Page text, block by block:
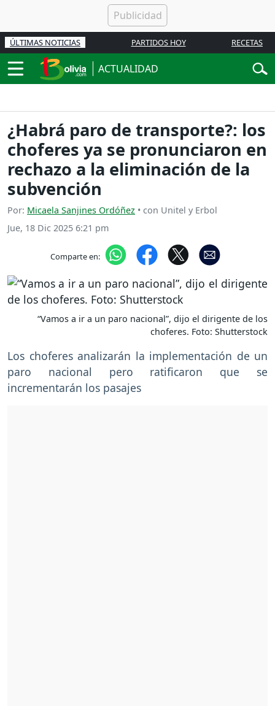
ÚLTIMAS NOTICIAS PARTIDOS HOY RECETAS
ACTUALIDAD
¿Habrá paro de transporte?: los
choferes ya se pronunciaron en
rechazo a la eliminación de la
subvención
Por: Micaela Sanjines Ordóñez • con Unitel y Erbol
Jue, 18 Dic 2025 6:21 pm
Comparte en:
“Vamos a ir a un paro nacional”, dijo el dirigente de los
choferes. Foto: Shutterstock
Los choferes analizarán la implementación de un
paro nacional pero ratificaron que se
incrementarán los pasajes